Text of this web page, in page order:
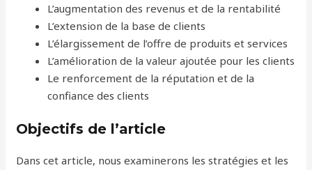
L’augmentation des revenus et de la rentabilité
L’extension de la base de clients
L’élargissement de l’offre de produits et services
L’amélioration de la valeur ajoutée pour les clients
Le renforcement de la réputation et de la
confiance des clients
Objectifs de l’article
Dans cet article, nous examinerons les stratégies et les